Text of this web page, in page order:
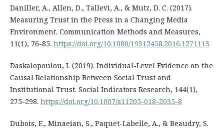
Daniller, A., Allen, D., Tallevi, A., & Mutz, D. C. (2017).
Measuring Trust in the Press in a Changing Media
Environment. Communication Methods and Measures,
11(1), 76-85. https://doi.org/10.1080/19312458.2016.1271113
Daskalopoulou, I. (2019). Individual-Level Evidence on the
Causal Relationship Between Social Trust and
Institutional Trust. Social Indicators Research, 144(1),
275-298. https://doi.org/10.1007/s11205-018-2035-8
Dubois, E., Minaeian, S., Paquet-Labelle, A., & Beaudry, S.